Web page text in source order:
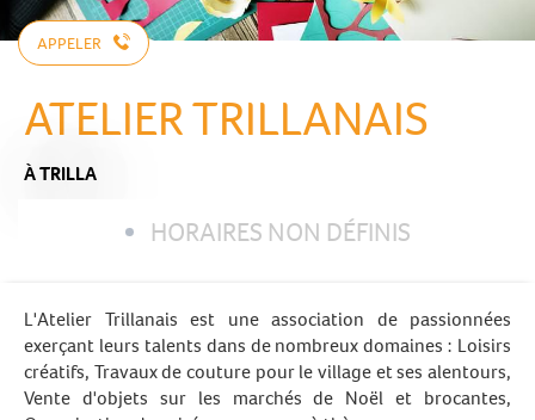
APPELER
ATELIER TRILLANAIS
À TRILLA
HORAIRES NON DÉFINIS
L'Atelier Trillanais est une association de passionnées
exerçant leurs talents dans de nombreux domaines : Loisirs
créatifs, Travaux de couture pour le village et ses alentours,
Vente d'objets sur les marchés de Noël et brocantes,